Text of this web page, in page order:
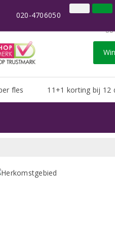
fles 11+1 korting bij 12
020-4706050